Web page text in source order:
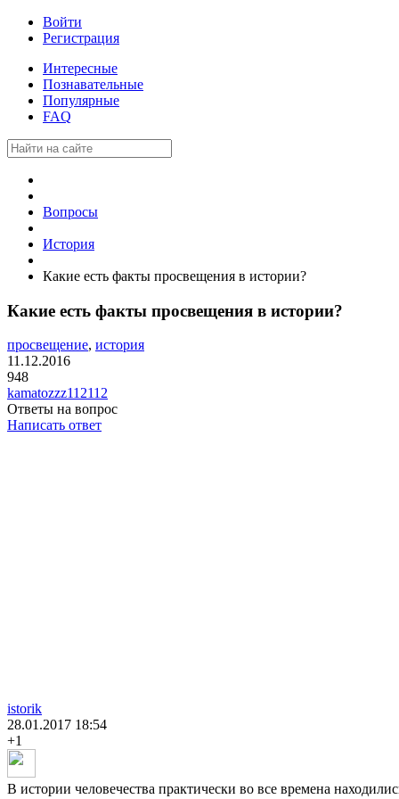
Войти
Регистрация
Интересные
Познавательные
Популярные
FAQ
Вопросы
История
Какие есть факты просвещения в истории?
Какие есть факты просвещения в истории?
просвещение, история
11.12.2016
948
kamatozzz112112
Ответы на вопрос
Написать ответ
istorik
28.01.2017 18:54
+1
В истории человечества практически во все времена